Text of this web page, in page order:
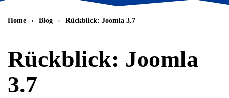
Home Blog Rückblick: Joomla 3.7
Rückblick: Joomla
3.7